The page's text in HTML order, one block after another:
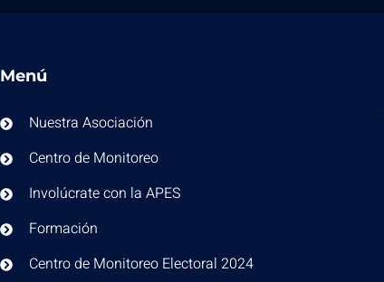
Menú
Nuestra Asociación
Centro de Monitoreo
Involúcrate con la APES
Formación
Centro de Monitoreo Electoral 2024